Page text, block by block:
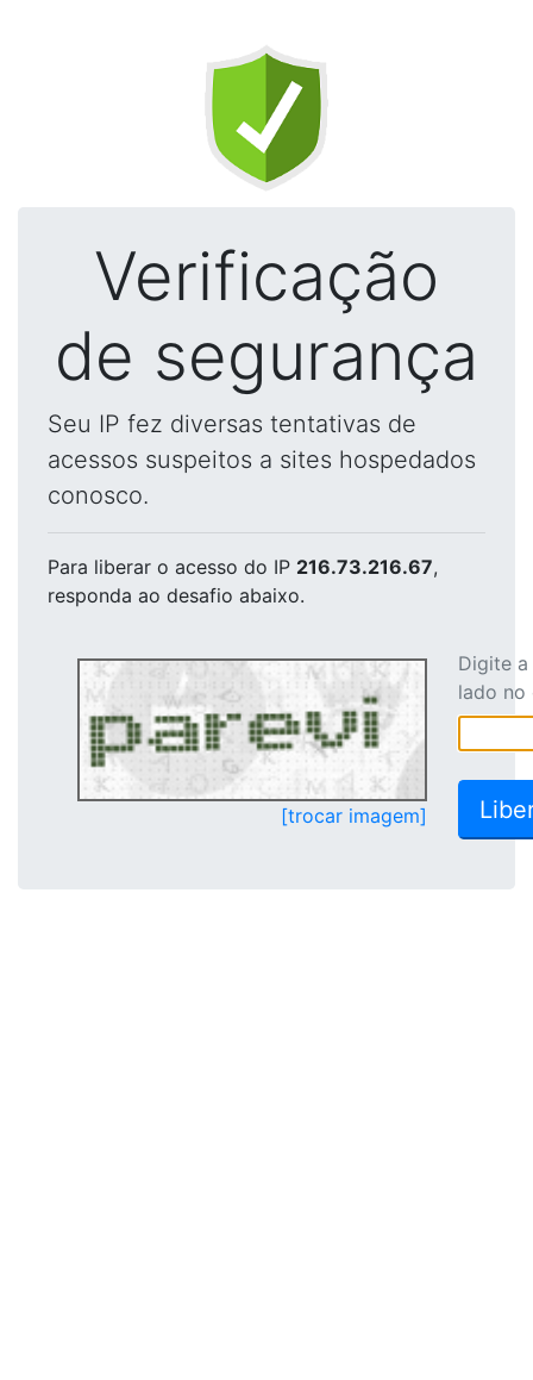
Verificação
de segurança
Seu IP fez diversas tentativas de
acessos suspeitos a sites hospedados
conosco.
Para liberar o acesso do IP 216.73.216.67,
responda ao desafio abaixo.
[trocar imagem]
Digite
lado no